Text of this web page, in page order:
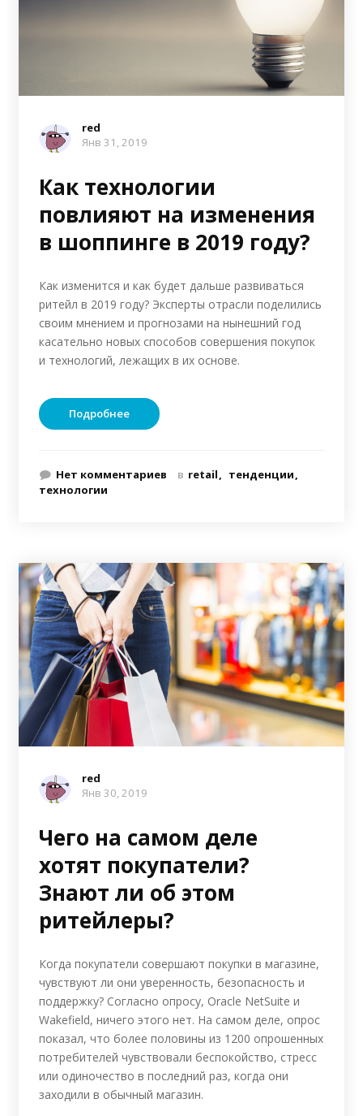
red
Янв 31, 2019
Как технологии
повлияют на изменения
в шоппинге в 2019 году?
Как изменится и как будет дальше развиваться
ритейл в 2019 году? Эксперты отрасли поделились
своим мнением и прогнозами на нынешний год
касательно новых способов совершения покупок
и технологий, лежащих в их основе.
Подробнее
Нет комментариев в retail
тенденции
технологии
red
Янв 30, 2019
Чего на самом деле
хотят покупатели?
Знают ли об этом
ритейлеры?
Когда покупатели совершают покупки в магазине,
чувствуют ли они уверенность, безопасность и
поддержку? Согласно опросу, Oracle NetSuite и
Wakefield, ничего этого нет. На самом деле, опрос
показал, что более половины из 1200 опрошенных
потребителей чувствовали беспокойство, стресс
или одиночество в последний раз, когда они
заходили в обычный магазин.